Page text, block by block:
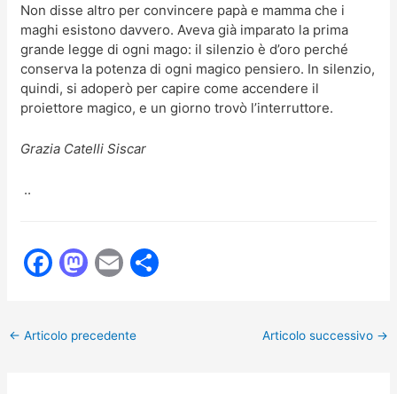
Non disse altro per convincere papà e mamma che i
maghi esistono davvero. Aveva già imparato la prima
grande legge di ogni mago: il silenzio è d’oro perché
conserva la potenza di ogni magico pensiero. In silenzio,
quindi, si adoperò per capire come accendere il
proiettore magico, e un giorno trovò l’interruttore.
Grazia Catelli Siscar
..
F
e
M
o
E
l
← Articolo precedente Articolo successivo →